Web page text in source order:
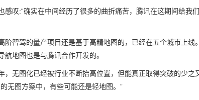
感叹:“确实在中间经历了很多的曲折痛苦，腾讯在这期间给我
阶智驾的量产项目还是基于高精地图的，已经在五个城市上线
航地图也是与腾讯合作开发的。
，无图化已经被行业不断抬高位置，但能真正取得突破的少之
无图方案中，有些可能还是轻地图。”